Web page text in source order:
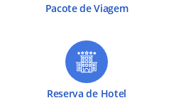
Pacote de Viagem
Reserva de Hotel